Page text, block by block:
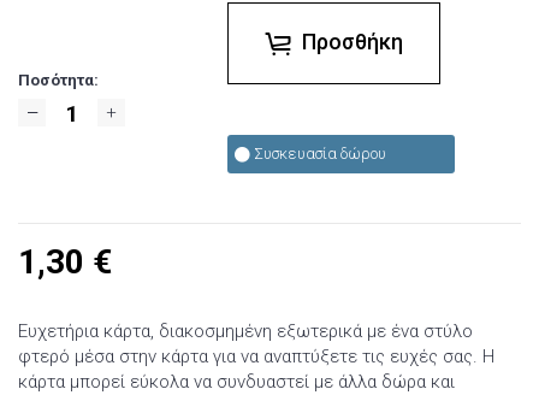
Ποσότητα:
Προσθήκη
Συσκευασία δώρου
1,30 €
Ευχετήρια κάρτα, διακοσμημένη εξωτερικά με ένα στύλο
φτερό μέσα στην κάρτα για να αναπτύξετε τις ευχές σας. Η
κάρτα μπορεί εύκολα να συνδυαστεί με άλλα δώρα και